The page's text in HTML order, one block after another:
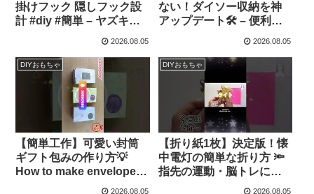
掛けフック 隠しフック設
計 #diy #簡単 – ヤズキチ
2026.08.05
ない！ダイソー収納を神
アップデート🛠️ – 便利グ
2026.08.05
DIYおもちゃ
【簡単工作】可愛い封筒
ギフト包みの作り方💡
How to make envelope
wrapping✨お店みたいな
2026.08.05
DIYおもちゃ
【折り紙1枚】決定版！懐
中電灯の簡単な折り方 🔦
指先の運動・脳トレに
How to make paper
2026.08.05